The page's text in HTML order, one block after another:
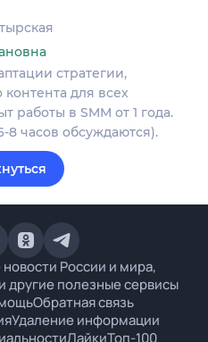
стратегии,
для всех
работы в SMM от 1 года.
8 часов обсуждаются).
России и мира,
другие полезные сервисы
Обратная связь
Удаление информации
ЛайкиТоп-100